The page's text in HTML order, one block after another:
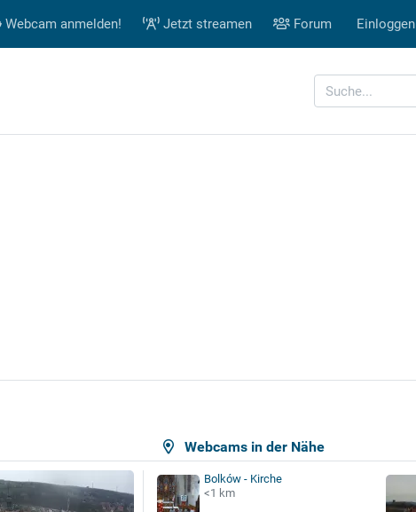
Webcam anmelden! Jetzt streamen Forum Einloggen
Webcams in der Nähe
Bolków - Kirche
<1 km